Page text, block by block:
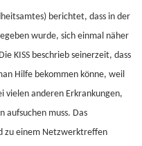
berichtet, dass in der
wurde, sich einmal näher
KISS beschrieb seinerzeit, dass
Hilfe bekommen könne, weil
vielen anderen Erkrankungen,
aufsuchen muss. Das
zu einem Netzwerktreffen